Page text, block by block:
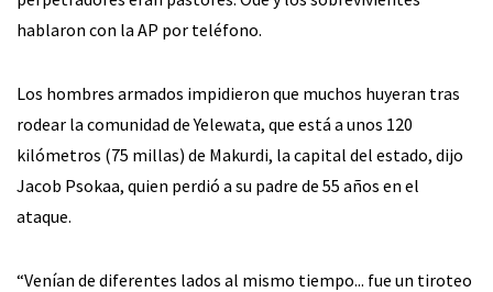
hablaron con la AP por teléfono.
Los hombres armados impidieron que muchos huyeran tras
rodear la comunidad de Yelewata, que está a unos 120
kilómetros (75 millas) de Makurdi, la capital del estado, dijo
Jacob Psokaa, quien perdió a su padre de 55 años en el
ataque.
“Venían de diferentes lados al mismo tiempo... fue un tiroteo